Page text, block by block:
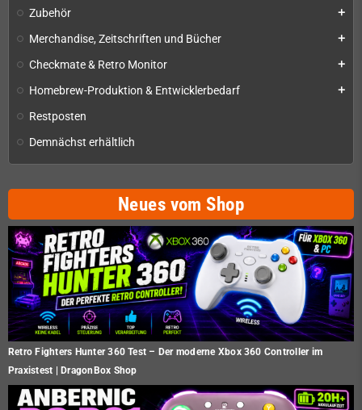
Zubehör add
Merchandise, Zeitschriften und Bücher add
Checkmate & Retro Monitor add
Homebrew-Produktion & Entwicklerbedarf add
Restposten
Demnächst erhältlich
Neues vom Shop
Retro Fighters Hunter 360 Test – Der moderne Xbox 360 Controller im
Praxistest | DragonBox Shop